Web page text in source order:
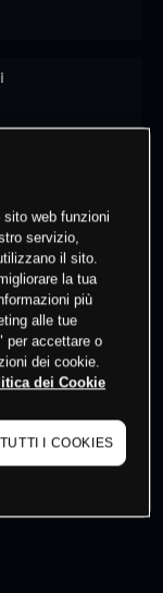
gli ultimi
data
web funzioni
servizio,
il sito.
la tua
più
alle tue
per accettare o
dei cookie.
dei Cookie
I COOKIES